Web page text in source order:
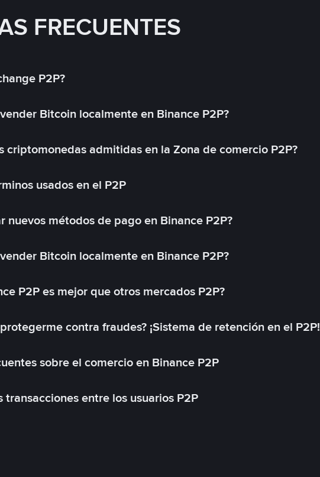
FRECUENTES
P2P?
Bitcoin localmente en Binance P2P?
criptomonedas admitidas en la Zona de comercio P2P?
usados en el P2P
nuevos métodos de pago en Binance P2P?
Bitcoin localmente en Binance P2P?
P2P es mejor que otros mercados P2P?
contra fraudes? ¡Sistema de retención en el P2P!
sobre el comercio en Binance P2P
transacciones entre los usuarios P2P